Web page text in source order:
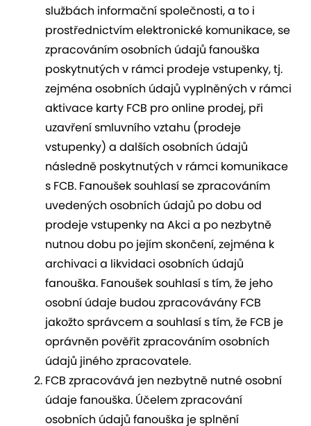
službách informační společnosti, a to i
prostřednictvím elektronické komunikace, se
zpracováním osobních údajů fanouška
poskytnutých v rámci prodeje vstupenky, tj.
zejména osobních údajů vyplněných v rámci
aktivace karty FCB pro online prodej, při
uzavření smluvního vztahu (prodeje
vstupenky) a dalších osobních údajů
následně poskytnutých v rámci komunikace
s FCB. Fanoušek souhlasí se zpracováním
uvedených osobních údajů po dobu od
prodeje vstupenky na Akci a po nezbytně
nutnou dobu po jejím skončení, zejména k
archivaci a likvidaci osobních údajů
fanouška. Fanoušek souhlasí s tím, že jeho
osobní údaje budou zpracovávány FCB
jakožto správcem a souhlasí s tím, že FCB je
oprávněn pověřit zpracováním osobních
údajů jiného zpracovatele.
FCB zpracovává jen nezbytně nutné osobní
údaje fanouška. Účelem zpracování
osobních údajů fanouška je splnění